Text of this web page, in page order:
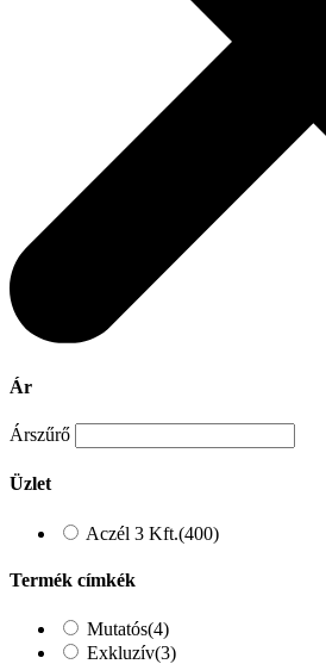
Ár
Árszűrő
Üzlet
Aczél 3 Kft.(400)
Termék címkék
Mutatós(4)
Exkluzív(3)